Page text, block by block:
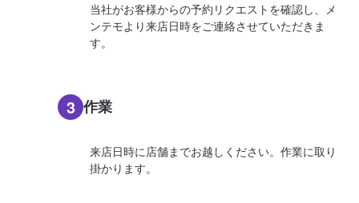
当社がお客様からの予約リクエストを確認し、メ
ンテモより来店日時をご連絡させていただきま
す。
3 作業
来店日時に店舗までお越しください。作業に取り
掛かります。